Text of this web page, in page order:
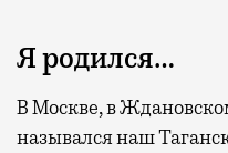
Я родился…
В Москве, в
назывался наш